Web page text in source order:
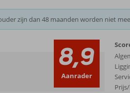
zijn dan 48 maanden worden niet
8,9
Aanrader